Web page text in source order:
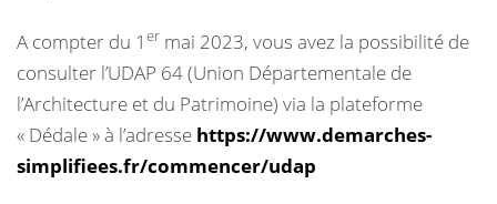
A compter du 1 er mai 2023, vous avez la possibilité de
consulter l’UDAP 64 (Union Départementale de
l’Architecture et du Patrimoine) via la plateforme
« Dédale » à l’adresse https://www.demarches-
simplifiees.fr/commencer/udap